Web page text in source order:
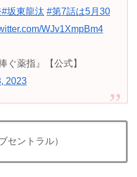
#坂東龍汰 #第7話は5月30
WJv1XmpBm4
薬指』【公式】
2023
セントラル）